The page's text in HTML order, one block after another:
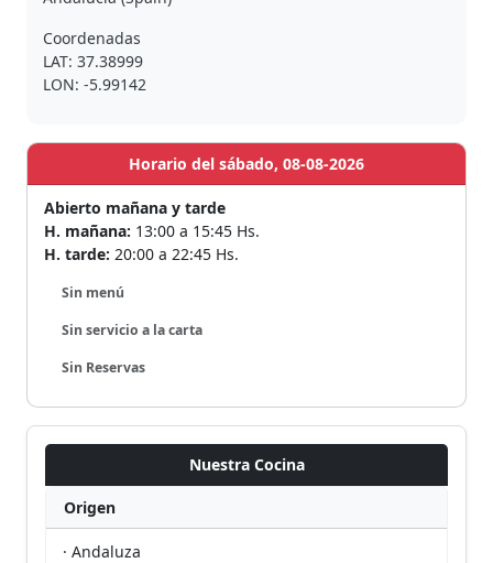
Coordenadas
LAT: 37.38999
LON: -5.99142
Horario del sábado, 08-08-2026
Abierto mañana y tarde
H. mañana: 13:00 a 15:45 Hs.
H. tarde: 20:00 a 22:45 Hs.
Sin menú
Sin servicio a la carta
Sin Reservas
Nuestra Cocina
Origen
· Andaluza